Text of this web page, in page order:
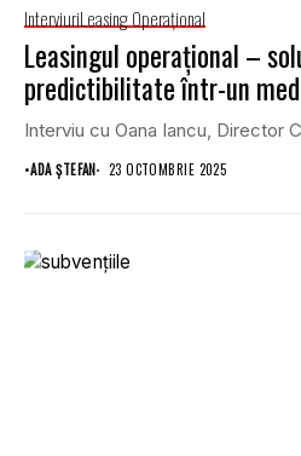
InterviuriLeasing Operaţional
Leasingul operațional –
predictibilitate într-un
Interviu cu Oana Iancu, Director
•ADA ȘTEFAN 23 OCTOMBRIE 2025